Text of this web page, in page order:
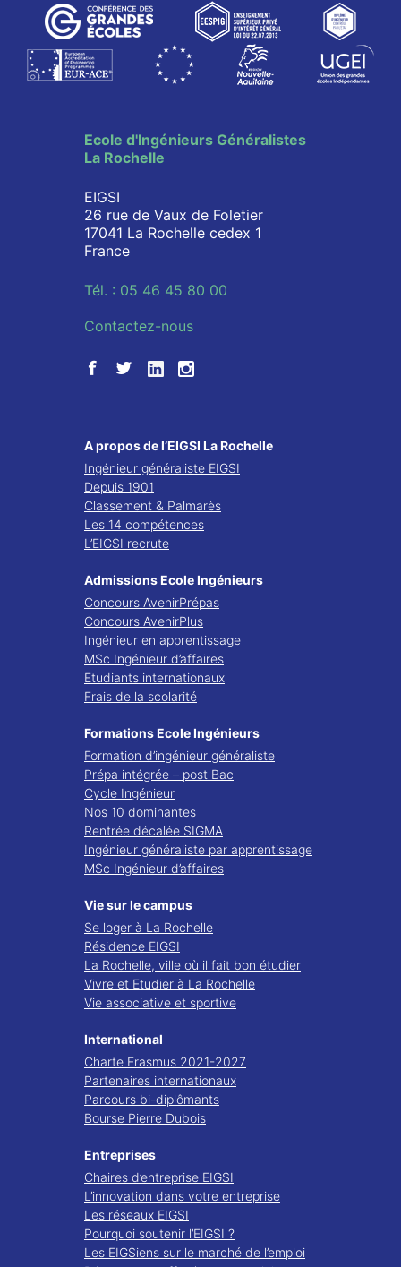
Ecole d'Ingénieurs Généralistes
La Rochelle
EIGSI
26 rue de Vaux de Foletier
17041 La Rochelle cedex 1
France
Tél. : 05 46 45 80 00
Contactez-nous
A propos de l’EIGSI La Rochelle
Ingénieur généraliste EIGSI
Depuis 1901
Classement & Palmarès
Les 14 compétences
L’EIGSI recrute
Admissions Ecole Ingénieurs
Concours AvenirPrépas
Concours AvenirPlus
Ingénieur en apprentissage
MSc Ingénieur d’affaires
Etudiants internationaux
Frais de la scolarité
Formations Ecole Ingénieurs
Formation d’ingénieur généraliste
Prépa intégrée – post Bac
Cycle Ingénieur
Nos 10 dominantes
Rentrée décalée SIGMA
Ingénieur généraliste par apprentissage
MSc Ingénieur d’affaires
Vie sur le campus
Se loger à La Rochelle
Résidence EIGSI
La Rochelle, ville où il fait bon étudier
Vivre et Etudier à La Rochelle
Vie associative et sportive
International
Charte Erasmus 2021-2027
Partenaires internationaux
Parcours bi-diplômants
Bourse Pierre Dubois
Entreprises
Chaires d’entreprise EIGSI
L’innovation dans votre entreprise
Les réseaux EIGSI
Pourquoi soutenir l’EIGSI ?
Les EIGSiens sur le marché de l’emploi